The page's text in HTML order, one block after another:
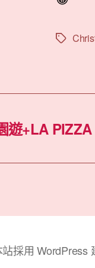
標
遊+LA PIZZA
站採用 WordPress